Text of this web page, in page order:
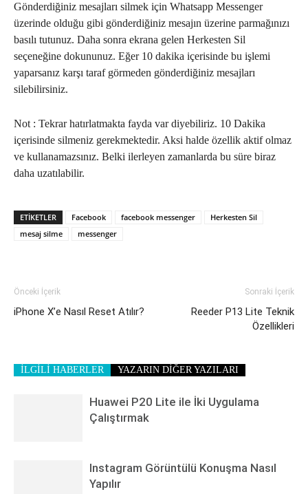
Gönderdiğiniz mesajları silmek için Whatsapp Messenger
üzerinde olduğu gibi gönderdiğiniz mesajın üzerine parmağınızı
basılı tutunuz. Daha sonra ekrana gelen Herkesten Sil
seçeneğine dokununuz. Eğer 10 dakika içerisinde bu işlemi
yaparsanız karşı taraf görmeden gönderdiğiniz mesajları
silebilirsiniz.
Not : Tekrar hatırlatmakta fayda var diyebiliriz. 10 Dakika
içerisinde silmeniz gerekmektedir. Aksi halde özellik aktif olmaz
ve kullanamazsınız. Belki ilerleyen zamanlarda bu süre biraz
daha uzatılabilir.
ETIKETLER Facebook facebook messenger
Herkesten Sil
mesaj silme
messenger
Önceki İçerik
iPhone X’e Nasıl Reset Atılır?
Sonraki İçerik
Reeder P13 Lite Teknik
Özellikleri
İLGİLİ HABERLER YAZARIN DİĞER YAZILARI
Huawei P20 Lite ile İki Uygulama
Çalıştırmak
Instagram Görüntülü Konuşma Nasıl
Yapılır